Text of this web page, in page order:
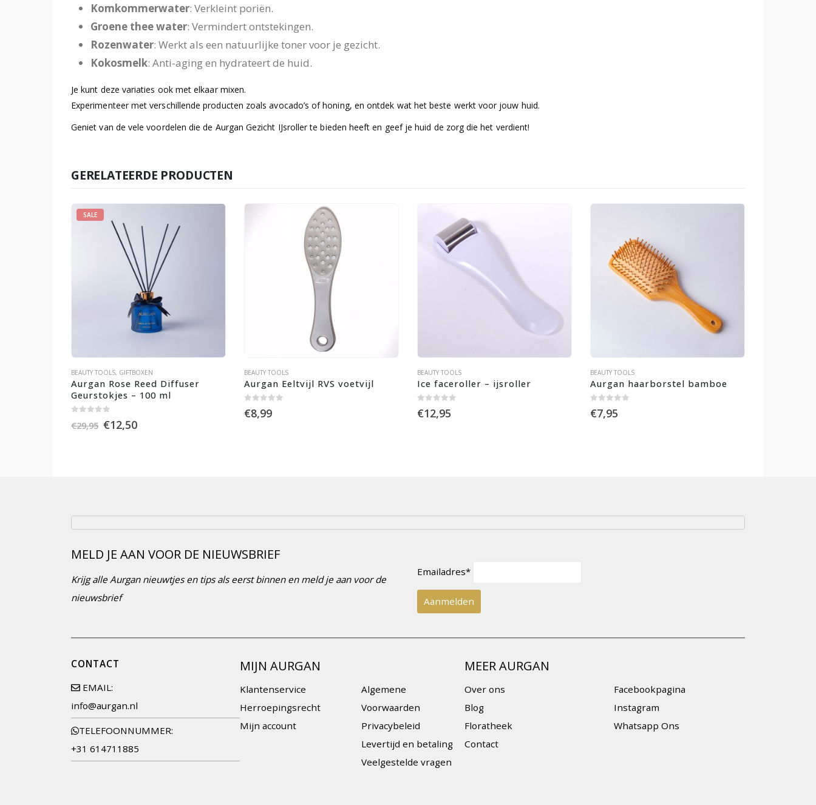
Komkommerwater: Verkleint poriën.
Groene thee water: Vermindert ontstekingen.
Rozenwater: Werkt als een natuurlijke toner voor je gezicht.
Kokosmelk: Anti-aging en hydrateert de huid.
Je kunt deze variaties ook met elkaar mixen.
Experimenteer met verschillende producten zoals avocado’s of honing, en ontdek wat het beste werkt voor jouw huid.
Geniet van de vele voordelen die de Aurgan Gezicht IJsroller te bieden heeft en geef je huid de zorg die het verdient!
GERELATEERDE PRODUCTEN
SALE
BEAUTY TOOLS, GIFTBOXEN
Aurgan Rose Reed Diffuser
Geurstokjes – 100 ml
€29,95 Oorspronkelijke
prijs
€12,50Huidige
BEAUTY TOOLS
Aurgan Eeltvijl RVS voetvijl
€8,99
BEAUTY TOOLS
Ice faceroller – ijsroller
€12,95
BEAUTY TOOLS
Aurgan haarborstel bamboe
€7,95
MELD JE AAN VOOR DE NIEUWSBRIEF
Krijg alle Aurgan nieuwtjes en tips als eerst binnen en meld je aan voor de
nieuwsbrief
Emailadres*
CONTACT
EMAIL:
info@aurgan.nl
TELEFOONNUMMER:
+31 614711885
MIJN AURGAN
Klantenservice
Herroepingsrecht
Mijn account
Algemene
Voorwaarden
Privacybeleid
Levertijd en betaling
Veelgestelde vragen
MEER AURGAN
Over ons
Blog
Floratheek
Contact
Facebookpagina
Instagram
Whatsapp Ons